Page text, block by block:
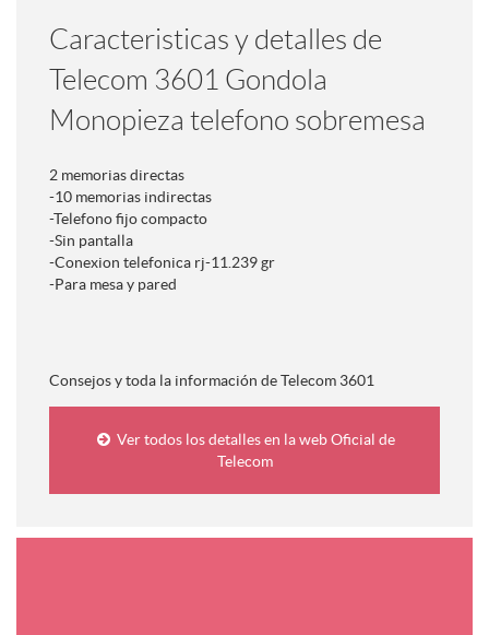
Caracteristicas y detalles de
Telecom 3601 Gondola
Monopieza telefono sobremesa
2 memorias directas
-10 memorias indirectas
-Telefono fijo compacto
-Sin pantalla
-Conexion telefonica rj-11.239 gr
-Para mesa y pared
Consejos y toda la información de Telecom 3601
Ver todos los detalles en la web Oficial de
Telecom